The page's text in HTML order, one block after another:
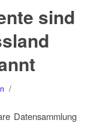
sind
/
Datensammlung